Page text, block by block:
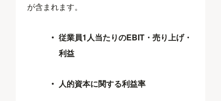
が含まれます。
従業員1人当たりのEBIT・売り上げ・
利益
人的資本に関する利益率